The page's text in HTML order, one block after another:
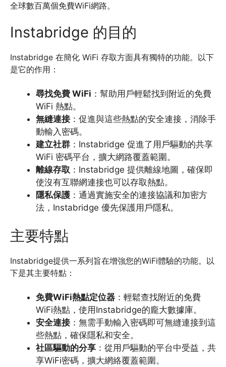
全球數百萬個免費WiFi網路。
Instabridge 的目的
Instabridge 在簡化 WiFi 存取方面具有獨特的功能。以下
是它的作用：
尋找免費 WiFi ：幫助用戶輕鬆找到附近的免費
WiFi 熱點。
無縫連接 ：促進與這些熱點的安全連接，消除手
動輸入密碼。
建立社群 ：Instabridge 促進了用戶驅動的共享
WiFi 密碼平台，擴大網路覆蓋範圍。
離線存取 ：Instabridge 提供離線地圖，確保即
使沒有互聯網連接也可以存取熱點。
隱私保護 ：通過實施安全的連接協議和加密方
法，Instabridge 優先保護用戶隱私。
主要特點
Instabridge提供一系列旨在增強您的WiFi體驗的功能。以
下是其主要特點：
免費WiFi熱點定位器 ：輕鬆查找附近的免費
WiFi熱點，使用Instabridge的龐大數據庫。
安全連接 ：無需手動輸入密碼即可無縫連接到這
些熱點，確保隱私和安全。
社區驅動的分享 ：從用戶驅動的平台中受益，共
享WiFi密碼，擴大網絡覆蓋範圍。